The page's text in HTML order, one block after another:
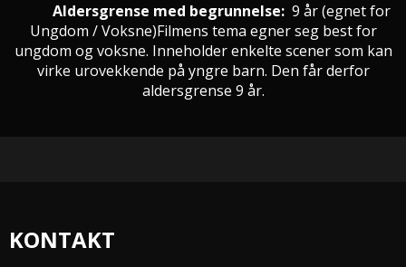
Aldersgrense med begrunnelse: 9 år (egnet for
Ungdom / Voksne)Filmens tema egner seg best for
ungdom og voksne. Inneholder enkelte scener som kan
virke urovekkende på yngre barn. Den får derfor
aldersgrense 9 år.
KONTAKT